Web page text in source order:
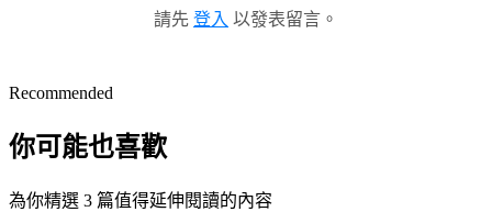
請先 登入 以發表留言。
Recommended
你可能也喜歡
為你精選 3 篇值得延伸閱讀的內容